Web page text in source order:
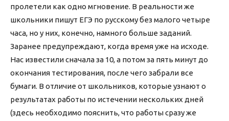
пролетели как одно мгновение. В реальности же
школьники пишут ЕГЭ по русскому без малого четыре
часа, но у них, конечно, намного больше заданий.
Заранее предупреждают, когда время уже на исходе.
Нас известили сначала за 10, а потом за пять минут до
окончания тестирования, после чего забрали все
бумаги. В отличие от школьников, которые узнают о
результатах работы по истечении нескольких дней
(здесь необходимо пояснить, что работы сразу же